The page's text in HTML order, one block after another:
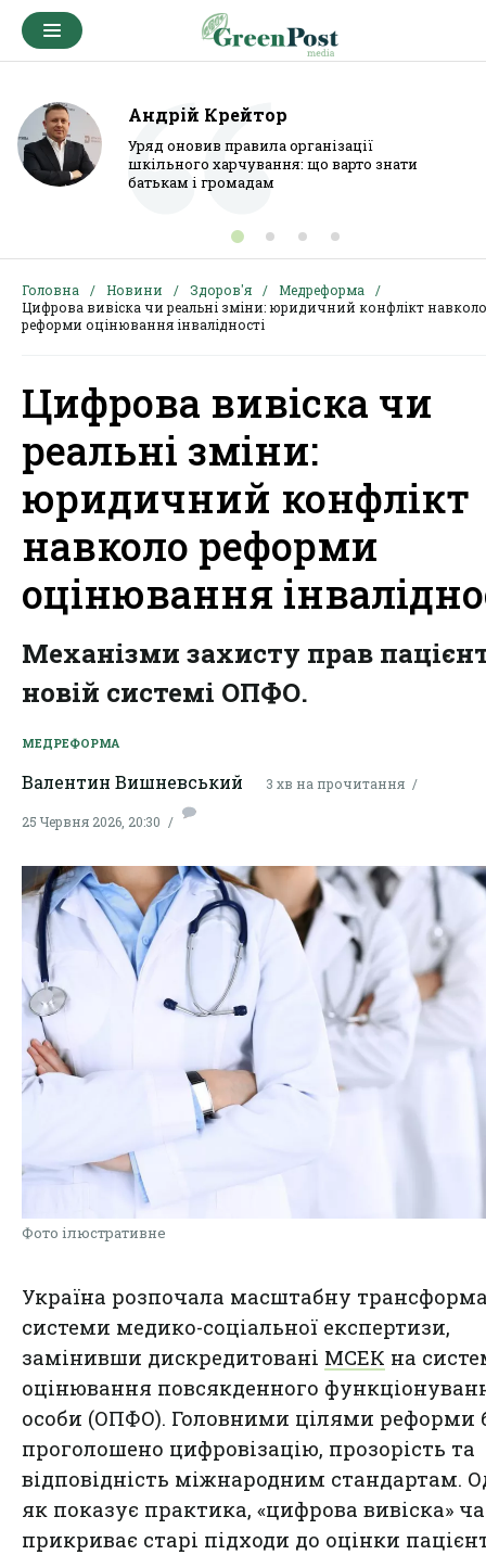
Андрій Крейтор
Уряд оновив правила організації
шкільного харчування: що варто знати
батькам і громадам
Головна Новини Здоров'я
Медреформа
Цифрова вивіска чи реальні зміни: юридичний конфлікт навколо
реформи оцінювання інвалідності
Цифрова вивіска чи
реальні зміни:
юридичний конфлікт
навколо реформи
оцінювання
Механізми захисту прав
новій системі ОПФО.
МЕДРЕФОРМА
Валентин Вишневський 3 хв на прочитання
25 Червня 2026, 20:30
Фото ілюстративне
Україна розпочала масштабну
системи медико-соціальної експертизи,
замінивши дискредитовані МСЕК на
оцінювання повсякденного
особи (ОПФО). Головними цілями реформи
проголошено цифровізацію, прозорість та
відповідність міжнародним стандартам.
як показує практика, «цифрова вивіска»
прикриває старі підходи до оцінки